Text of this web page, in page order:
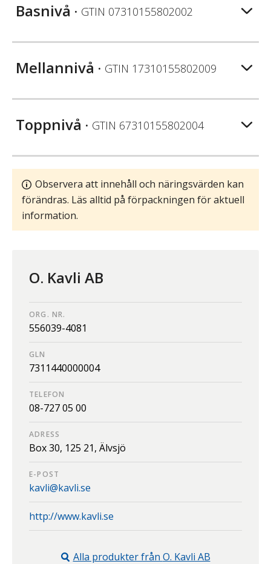
Basnivå • GTIN 07310155802002
Mellannivå • GTIN 17310155802009
Toppnivå • GTIN 67310155802004
Observera att innehåll och näringsvärden kan
förändras. Läs alltid på förpackningen för aktuell
information.
O. Kavli AB
ORG. NR.
556039-4081
GLN
7311440000004
TELEFON
08-727 05 00
ADRESS
Box 30, 125 21, Älvsjö
E-POST
kavli@kavli.se
http://www.kavli.se
Alla produkter från O. Kavli AB